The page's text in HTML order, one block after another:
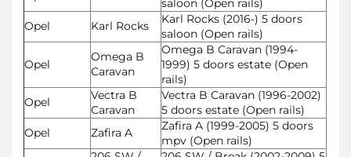
saloon (Open rails)
Opel
Karl Rocks
Karl Rocks (2016-) 5 doors
saloon (Open rails)
Opel
Omega B
Caravan
Omega B Caravan (1994-
1999) 5 doors estate (Open
rails)
Opel
Vectra B
Caravan
Vectra B Caravan (1996-2002)
5 doors estate (Open rails)
Opel
Zafira A
Zafira A (1999-2005) 5 doors
mpv (Open rails)